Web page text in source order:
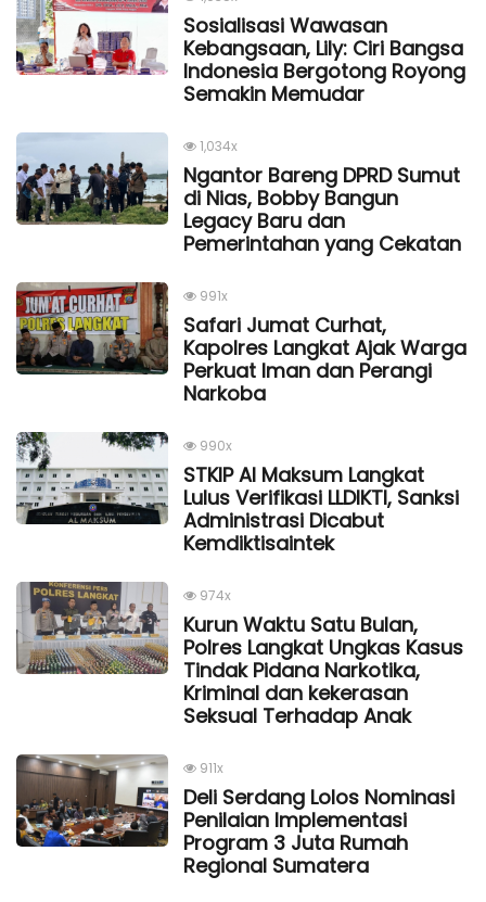
Sosialisasi Wawasan
Kebangsaan, Lily: Ciri Bangsa
Indonesia Bergotong Royong
Semakin Memudar
1,034x
Ngantor Bareng DPRD Sumut
di Nias, Bobby Bangun
Legacy Baru dan
Pemerintahan yang Cekatan
991x
Safari Jumat Curhat,
Kapolres Langkat Ajak Warga
Perkuat Iman dan Perangi
Narkoba
990x
STKIP Al Maksum Langkat
Lulus Verifikasi LLDIKTI, Sanksi
Administrasi Dicabut
Kemdiktisaintek
974x
Kurun Waktu Satu Bulan,
Polres Langkat Ungkas Kasus
Tindak Pidana Narkotika,
Kriminal dan kekerasan
Seksual Terhadap Anak
911x
Deli Serdang Lolos Nominasi
Penilaian Implementasi
Program 3 Juta Rumah
Regional Sumatera